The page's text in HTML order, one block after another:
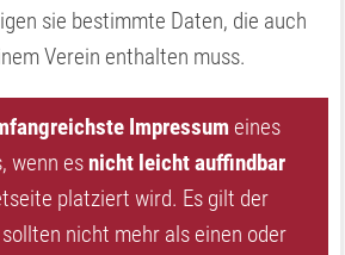
sie bestimmte Daten, die auch
Verein enthalten muss.
Impressum eines
wenn esnicht leicht auffindbar
platziert wird. Es gilt der
nicht mehr als einen oder